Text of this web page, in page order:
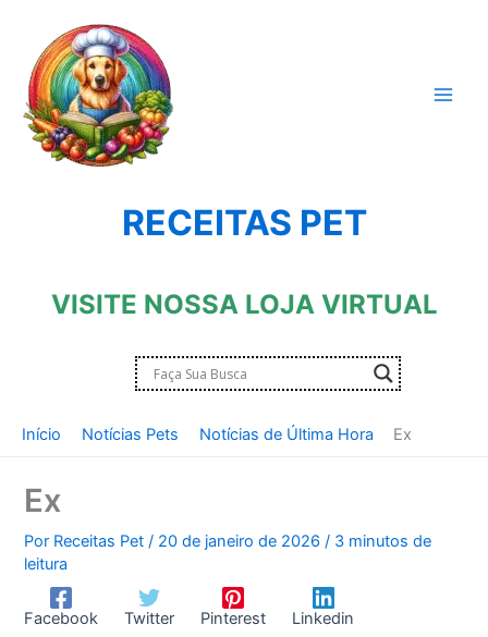
conteúdo
RECEITAS PET
VISITE NOSSA LOJA VIRTUAL
Início Notícias Pets Notícias de Última Hora Ex
Ex
Por Receitas Pet/ 20 de janeiro de 2026/ 3 minutos de
leitura
Facebook Twitter Pinterest Linkedin